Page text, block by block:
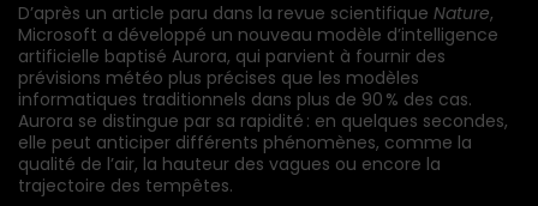
D’après un article paru dans la revue scientifique Nature,
Microsoft a développé un nouveau modèle d’intelligence
artificielle baptisé Aurora, qui parvient à fournir des
prévisions météo plus précises que les modèles
informatiques traditionnels dans plus de 90 % des cas.
Aurora se distingue par sa rapidité : en quelques secondes,
elle peut anticiper différents phénomènes, comme la
qualité de l’air, la hauteur des vagues ou encore la
trajectoire des tempêtes.